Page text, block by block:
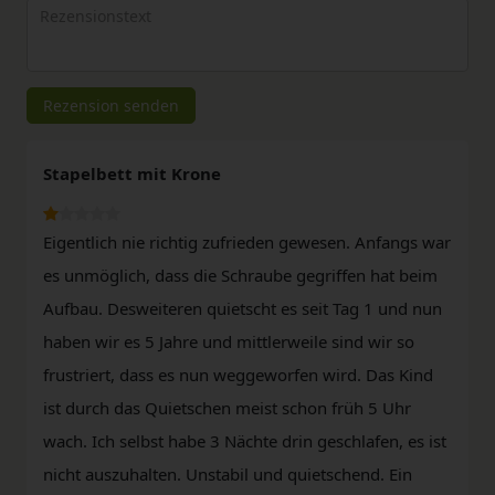
Rezensionstext
Rezension senden
Stapelbett mit Krone
Eigentlich nie richtig zufrieden gewesen. Anfangs war
es unmöglich, dass die Schraube gegriffen hat beim
Aufbau. Desweiteren quietscht es seit Tag 1 und nun
haben wir es 5 Jahre und mittlerweile sind wir so
frustriert, dass es nun weggeworfen wird. Das Kind
ist durch das Quietschen meist schon früh 5 Uhr
wach. Ich selbst habe 3 Nächte drin geschlafen, es ist
nicht auszuhalten. Unstabil und quietschend. Ein